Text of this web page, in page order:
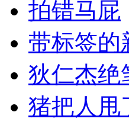
拍错马屁
带标签的
狄仁杰绝
猪把人甩